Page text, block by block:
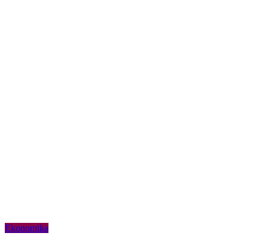
Ekonomika